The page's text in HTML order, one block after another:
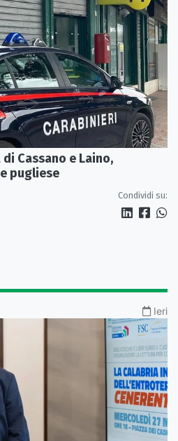
Cassano e Laino,
pugliese
Condividi su:
Ieri